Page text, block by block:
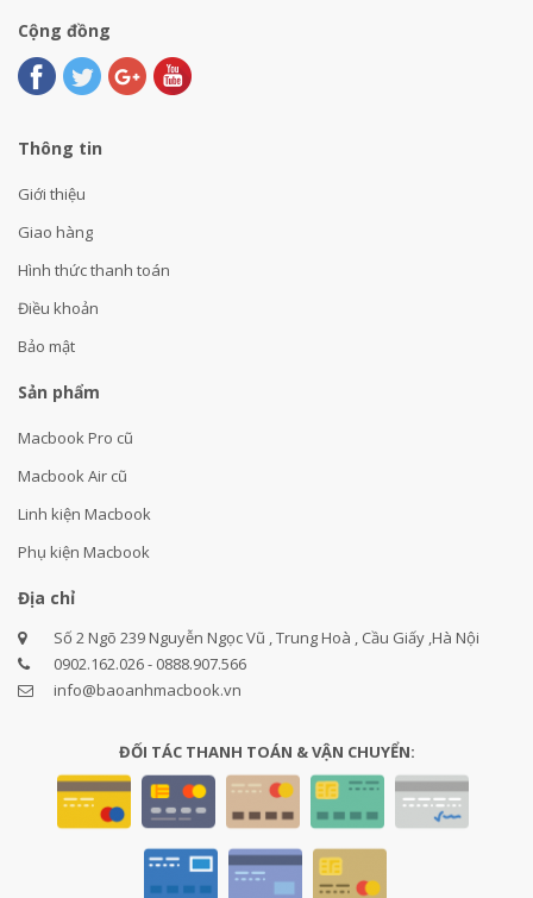
Cộng đồng
Thông tin
Giới thiệu
Giao hàng
Hình thức thanh toán
Điều khoản
Bảo mật
Sản phẩm
Macbook Pro cũ
Macbook Air cũ
Linh kiện Macbook
Phụ kiện Macbook
Địa chỉ
Số 2 Ngõ 239 Nguyễn Ngọc Vũ , Trung Hoà , Cầu Giấy ,Hà Nội
0902.162.026 - 0888.907.566
info@baoanhmacbook.vn
ĐỐI TÁC THANH TOÁN & VẬN CHUYỂN: